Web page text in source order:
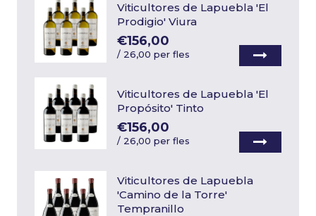
Viticultores de Lapuebla 'El
Prodigio' Viura
€156,00
/ 26,00 per fles
Viticultores de Lapuebla 'El
Propósito' Tinto
€156,00
/ 26,00 per fles
Viticultores de Lapuebla
'Camino de la Torre'
Tempranillo